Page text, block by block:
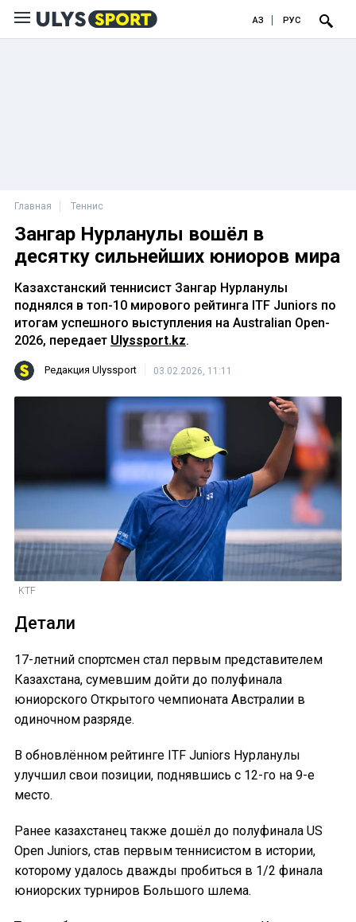
ҚАЗ РУС
Главная Теннис
Зангар Нурланулы вошёл в
десятку сильнейших юниоров мира
Казахстанский теннисист Зангар Нурланулы
поднялся в топ-10 мирового рейтинга ITF Juniors по
итогам успешного выступления на Australian Open-
2026, передает Ulyssport.kz.
Редакция Ulyssport 03.02.2026, 11:11
KTF
Детали
17-летний спортсмен стал первым представителем
Казахстана, сумевшим дойти до полуфинала
юниорского Открытого чемпионата Австралии в
одиночном разряде.
В обновлённом рейтинге ITF Juniors Нурланулы
улучшил свои позиции, поднявшись с 12-го на 9-е
место.
Ранее казахстанец также дошёл до полуфинала US
Open Juniors, став первым теннисистом в истории,
которому удалось дважды пробиться в 1/2 финала
юниорских турниров Большого шлема.